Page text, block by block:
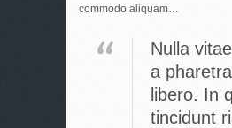
commodo aliquam…
Nulla
a
libero. In
tincidunt